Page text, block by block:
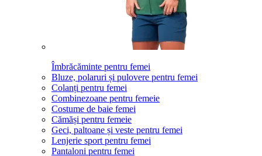
Îmbrăcăminte pentru femei
Bluze, polaruri și pulovere pentru femei
Colanți pentru femei
Combinezoane pentru femeie
Costume de baie femei
Cămăși pentru femeie
Geci, paltoane și veste pentru femei
Lenjerie sport pentru femei
Pantaloni pentru femei